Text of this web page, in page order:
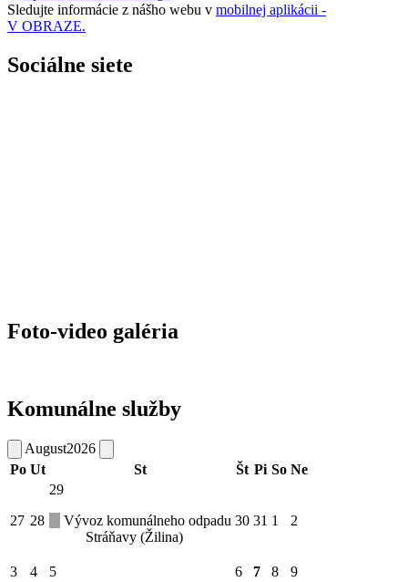
Sledujte informácie z nášho webu v mobilnej aplikácii -
V OBRAZE.
Sociálne siete
Foto-video galéria
Komunálne služby
August2026
Po Ut St Št Pi So Ne
27 28
29
Vývoz komunálneho odpadu
Stráňavy (Žilina)
30 31 1 2
3 4 5 6 7 8 9